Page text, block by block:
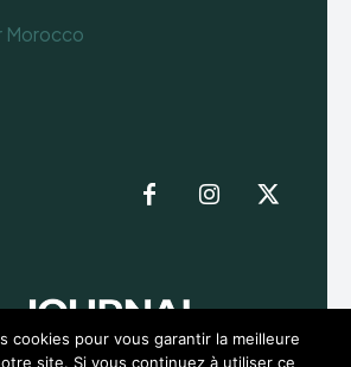
Morocco
cookies pour vous garantir la meilleure
site. Si vous continuez à utiliser ce